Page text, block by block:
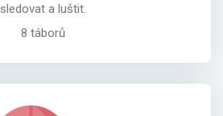
sledovat a luštit.
8 táborů